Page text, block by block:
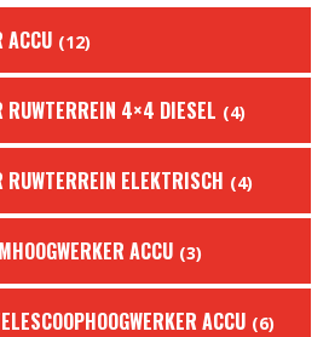
ACCU (12)
RUWTERREIN 4×4 DIESEL (4)
RUWTERREIN ELEKTRISCH (4)
ACCU (3)
ACCU (6)